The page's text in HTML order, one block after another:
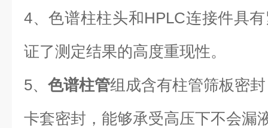
4、色谱柱柱头和HPLC连接件具
证了测定结果的高度重现性。
5、 色谱柱管组成含有柱管筛板密
卡套密封，能够承受高压下不会漏